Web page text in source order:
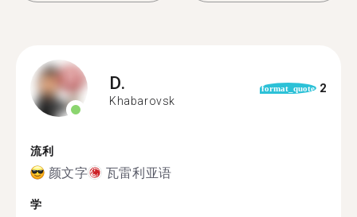
D.
Khabarovsk
format_quote 2
流利
颜文字 瓦雷利亚语
学